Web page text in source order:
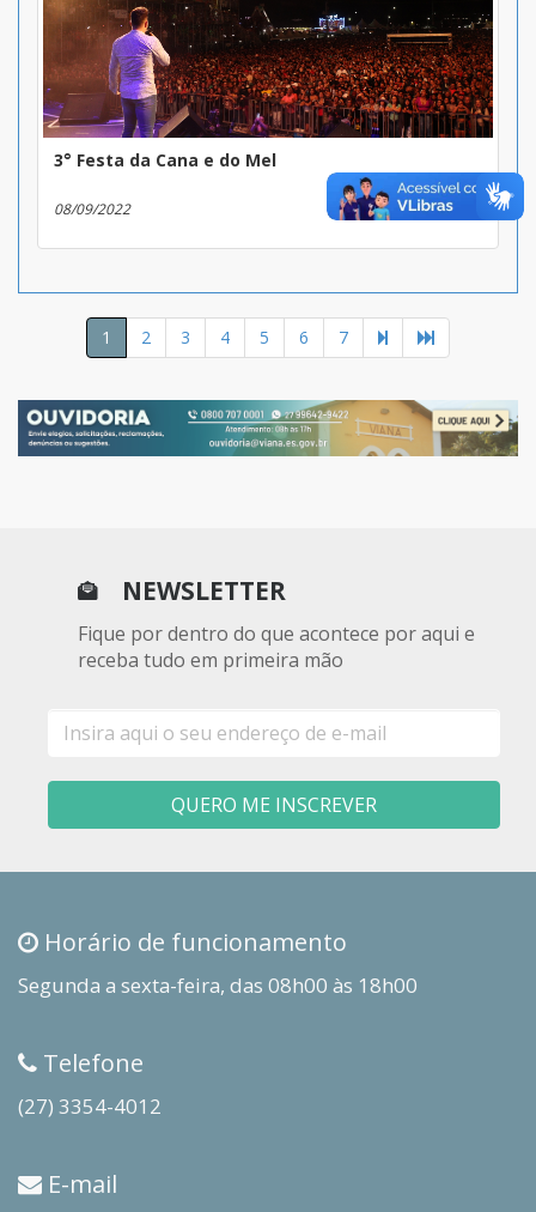
3° Festa da Cana e do Mel
08/09/2022
1 2 3 4 5 6 7
NEWSLETTER
Fique por dentro do que acontece por aqui e
receba tudo em primeira mão
mail
QUERO ME INSCREVER
Horário de funcionamento
Segunda a sexta-feira, das 08h00 às 18h00
Telefone
(27) 3354-4012
E-mail